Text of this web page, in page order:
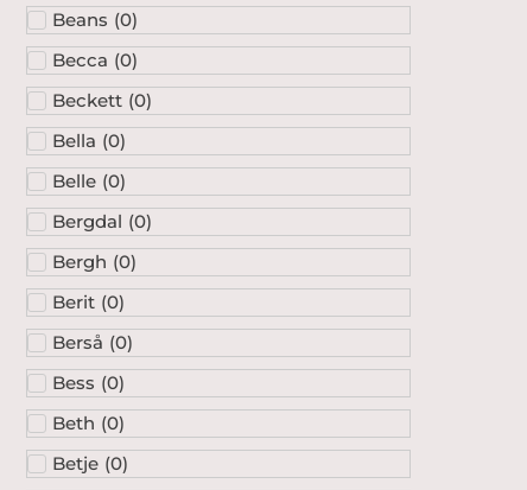
Beans (0)
Becca (0)
Beckett (0)
Bella (0)
Belle (0)
Bergdal (0)
Bergh (0)
Berit (0)
Berså (0)
Bess (0)
Beth (0)
Betje (0)